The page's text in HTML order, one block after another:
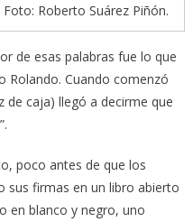
Roberto Suárez Piñón.
de esas palabras fue lo que
Rolando. Cuando comenzó
de caja) llegó a decirme que
poco antes de que los
sus firmas en un libro abierto
en blanco y negro, uno